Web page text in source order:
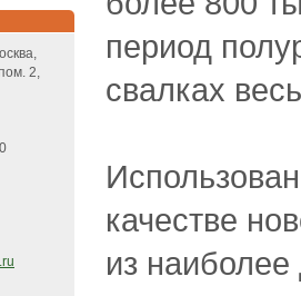
2,
период
свалках
качестве
из